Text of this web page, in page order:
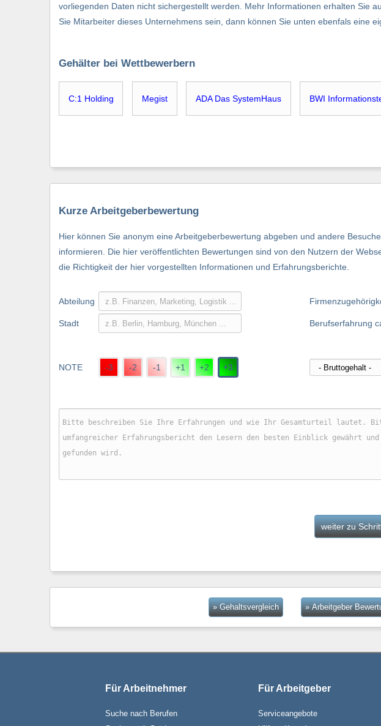
vorliegenden Daten nicht sichergestellt werden. Mehr Informationen erhalten Sie
Sie Mitarbeiter dieses Unternehmens sein, dann können Sie unten ebenfals eine
Gehälter bei Wettbewerbern
C:1 Holding Megist ADA Das SystemHaus BWI
Kurze Arbeitgeberbewertung
Hier können Sie anonym eine Arbeitgeberbewertung abgeben und andere
informieren. Die hier veröffentlichten Bewertungen sind von den Nutzern der
die Richtigkeit der hier vorgestellten Informationen und Erfahrungsberichte.
Abteilung
Stadt
NOTE -3 -2 -1 +1 +2 +3
Berufserfahrung
» Gehaltsvergleich » Arbeitgeber
Für Arbeitnehmer
Suche nach Berufen
Für Arbeitgeber
Serviceangebote